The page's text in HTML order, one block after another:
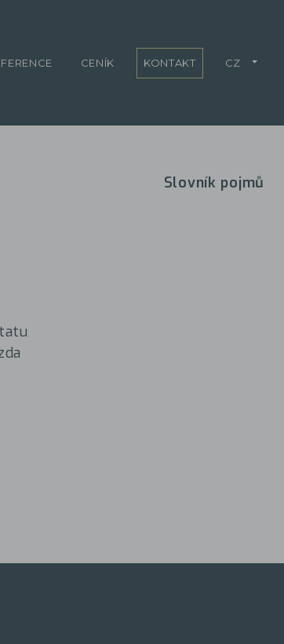
Slovník pojmů
CENÍK KONTAKT CZ